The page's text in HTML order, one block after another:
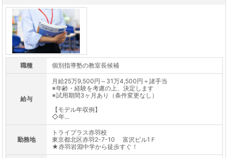
職種 個別指導塾の教室長候補
給与
月給25万9,500円～31万4,500円＋諸手当
※年齢・経験を考慮の上、決定します
※試用期間3ヶ月あり（条件変更なし）
【モデル年収例】
◇年...
勤務地
トライプラス赤羽校
東京都北区赤羽2-7-10 富沢ビル1Ｆ
★赤羽岩淵中学から徒歩すぐ！